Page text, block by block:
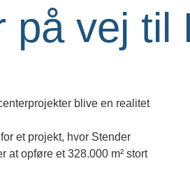
på vej til
blive en realitet
et projekt, hvor Stender
at opføre et 328.000 m² stort